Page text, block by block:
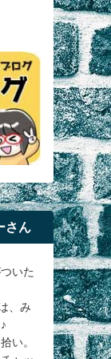
さん
いた
、み
い。